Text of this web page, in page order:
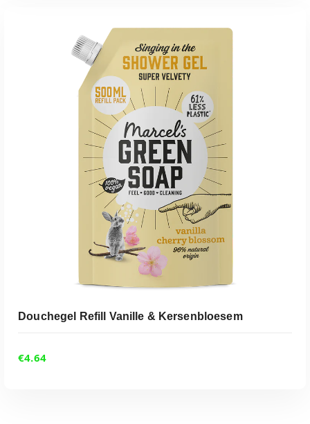
ADD TO CART
Douchegel Refill Vanille & Kersenbloesem
€4.64